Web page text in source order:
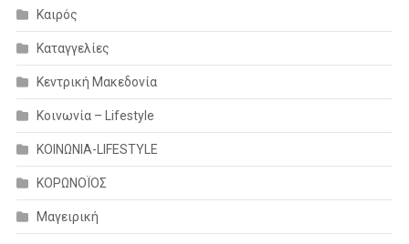
Καιρός
Καταγγελίες
Κεντρική Μακεδονία
Κοινωνία – Lifestyle
ΚΟΙΝΩΝΙΑ-LIFESTYLE
ΚΟΡΩΝΟΪΟΣ
Μαγειρική